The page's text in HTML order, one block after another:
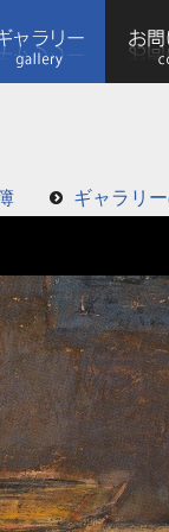
ギャラリ